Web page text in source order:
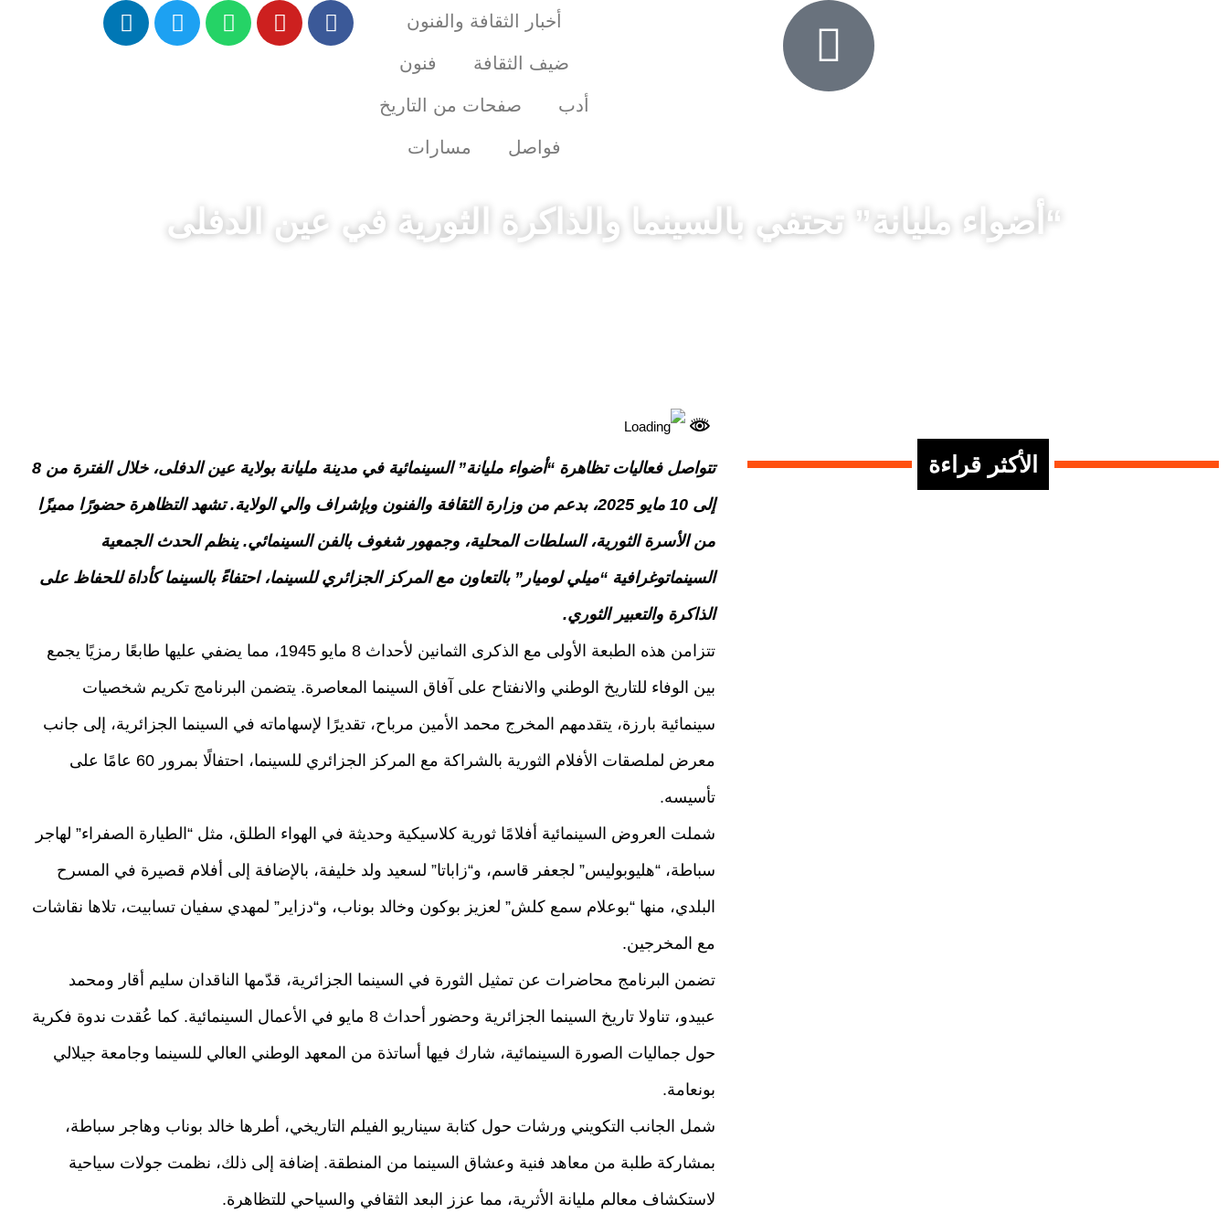
أخبار الثقافة والفنون
ضيف الثقافة
فنون
أدب
صفحات من التاريخ
فواصل
مسارات
“أضواء مليانة” تحتفي بالسينما والذاكرة الثورية في عين الدفلى
الأكثر قراءة
تتواصل فعاليات تظاهرة “أضواء مليانة” السينمائية في مدينة مليانة بولاية عين الدفلى، خلال الفترة من 8
إلى 10 مايو 2025، بدعم من وزارة الثقافة والفنون وبإشراف والي الولاية. تشهد التظاهرة حضورًا مميزًا
من الأسرة الثورية، السلطات المحلية، وجمهور شغوف بالفن السينمائي. ينظم الحدث الجمعية
السينماتوغرافية “ميلي لوميار” بالتعاون مع المركز الجزائري للسينما، احتفاءً بالسينما كأداة للحفاظ على
الذاكرة والتعبير الثوري.
تتزامن هذه الطبعة الأولى مع الذكرى الثمانين لأحداث 8 مايو 1945، مما يضفي عليها طابعًا رمزيًا يجمع
بين الوفاء للتاريخ الوطني والانفتاح على آفاق السينما المعاصرة. يتضمن البرنامج تكريم شخصيات
سينمائية بارزة، يتقدمهم المخرج محمد الأمين مرباح، تقديرًا لإسهاماته في السينما الجزائرية، إلى جانب
معرض لملصقات الأفلام الثورية بالشراكة مع المركز الجزائري للسينما، احتفالًا بمرور 60 عامًا على
تأسيسه.
شملت العروض السينمائية أفلامًا ثورية كلاسيكية وحديثة في الهواء الطلق، مثل “الطيارة الصفراء” لهاجر
سباطة، “هليوبوليس” لجعفر قاسم، و“زاباتا” لسعيد ولد خليفة، بالإضافة إلى أفلام قصيرة في المسرح
البلدي، منها “بوعلام سمع كلش” لعزيز بوكون وخالد بوناب، و“دزاير” لمهدي سفيان تسابيت، تلاها نقاشات
مع المخرجين.
تضمن البرنامج محاضرات عن تمثيل الثورة في السينما الجزائرية، قدّمها الناقدان سليم أقار ومحمد
عبيدو، تناولا تاريخ السينما الجزائرية وحضور أحداث 8 مايو في الأعمال السينمائية. كما عُقدت ندوة فكرية
حول جماليات الصورة السينمائية، شارك فيها أساتذة من المعهد الوطني العالي للسينما وجامعة جيلالي
بونعامة.
شمل الجانب التكويني ورشات حول كتابة سيناريو الفيلم التاريخي، أطرها خالد بوناب وهاجر سباطة،
بمشاركة طلبة من معاهد فنية وعشاق السينما من المنطقة. إضافة إلى ذلك، نظمت جولات سياحية
لاستكشاف معالم مليانة الأثرية، مما عزز البعد الثقافي والسياحي للتظاهرة.